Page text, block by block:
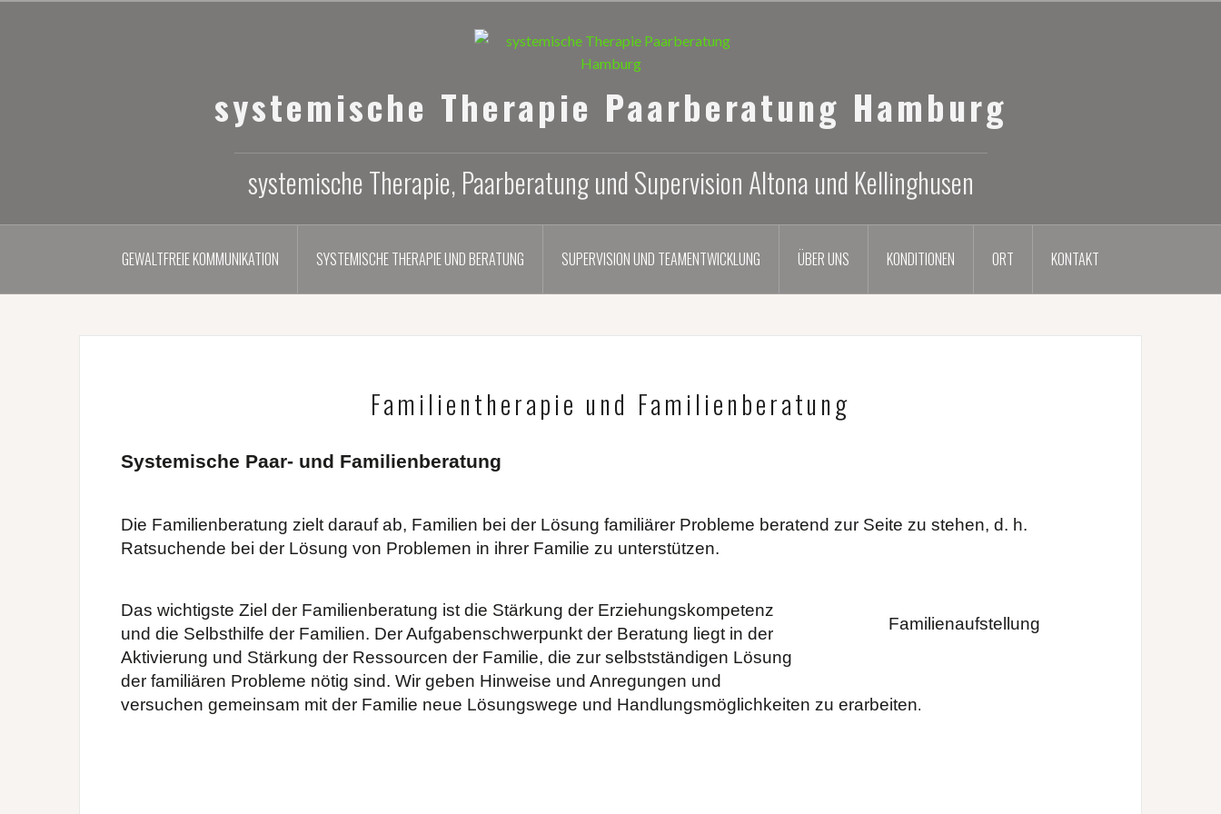
systemische Therapie Paarberatung Hamburg
systemische Therapie, Paarberatung und Supervision Altona und Kellinghusen
GEWALTFREIE KOMMUNIKATION SYSTEMISCHE THERAPIE UND BERATUNG SUPERVISION UND TEAMENTWICKLUNG ÜBER UNS KONDITIONEN ORT KONTAKT
Familientherapie und Familienberatung
Systemische Paar- und Familienberatung
Die Familienberatung zielt darauf ab, Familien bei der Lösung familiärer Probleme beratend zur Seite zu stehen, d. h.
Ratsuchende bei der Lösung von Problemen in ihrer Familie zu unterstützen.
Familienaufstellung
Das wichtigste Ziel der Familienberatung ist die Stärkung der Erziehungskompetenz
und die Selbsthilfe der Familien. Der Aufgabenschwerpunkt der Beratung liegt in der
Aktivierung und Stärkung der Ressourcen der Familie, die zur selbstständigen Lösung
der familiären Probleme nötig sind. Wir geben Hinweise und Anregungen und
versuchen gemeinsam mit der Familie neue Lösungswege und Handlungsmöglichkeiten zu erarbeiten.